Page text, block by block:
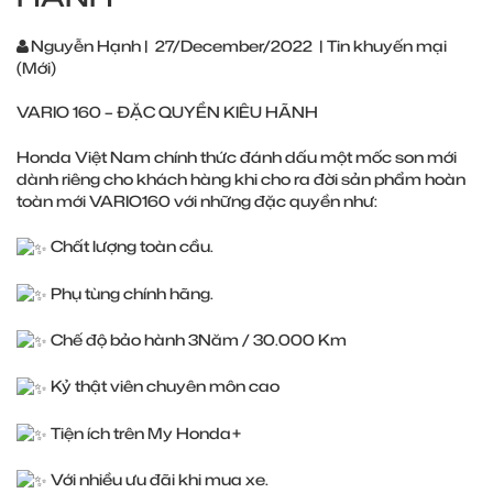
Nguyễn Hạnh | 27/December/2022 | Tin khuyến mại
(Mới)
VARIO 160 – ĐẶC QUYỀN KIÊU HÃNH
Honda Việt Nam chính thức đánh dấu một mốc son mới
dành riêng cho khách hàng khi cho ra đời sản phẩm hoàn
toàn mới VARIO160 với những đặc quyền như:
Chất lượng toàn cầu.
Phụ tùng chính hãng.
Chế độ bảo hành 3Năm / 30.000 Km
Kỷ thật viên chuyên môn cao
Tiện ích trên My Honda+
Với nhiều ưu đãi khi mua xe.